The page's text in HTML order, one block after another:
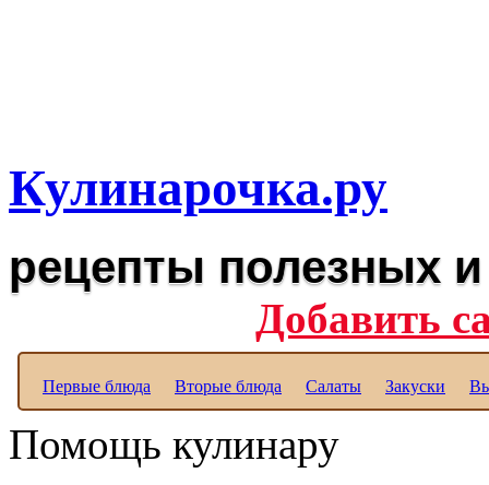
Кулинарочка.ру
рецепты полезных
Добавить
Первые блюда Вторые блюда Салаты Закуски
Помощь кулинару